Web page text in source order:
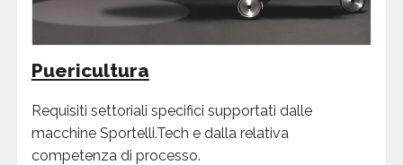
Puericultura
Requisiti settoriali specifici supportati dalle
macchine Sportelli.Tech e dalla relativa
competenza di processo.